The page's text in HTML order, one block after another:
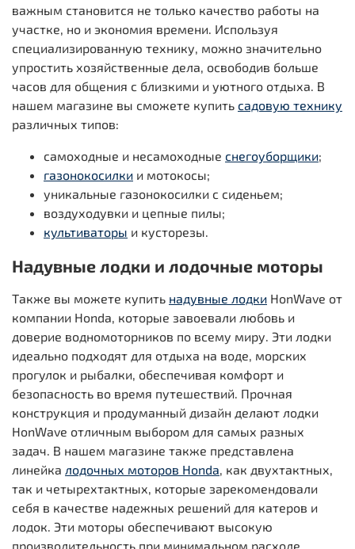
важным становится не только качество работы на
участке, но и экономия времени. Используя
специализированную технику, можно значительно
упростить хозяйственные дела, освободив больше
часов для общения с близкими и уютного отдыха. В
нашем магазине вы сможете купить садовую технику
различных типов:
самоходные и несамоходные снегоуборщики;
газонокосилки и мотокосы;
уникальные газонокосилки с сиденьем;
воздуходувки и цепные пилы;
культиваторы и кусторезы.
Надувные лодки и лодочные моторы
Также вы можете купить надувные лодки HonWave от
компании Honda, которые завоевали любовь и
доверие водномоторников по всему миру. Эти лодки
идеально подходят для отдыха на воде, морских
прогулок и рыбалки, обеспечивая комфорт и
безопасность во время путешествий. Прочная
конструкция и продуманный дизайн делают лодки
HonWave отличным выбором для самых разных
задач. В нашем магазине также представлена
линейка лодочных моторов Honda, как двухтактных,
так и четырехтактных, которые зарекомендовали
себя в качестве надежных решений для катеров и
лодок. Эти моторы обеспечивают высокую
производительность при минимальном расходе